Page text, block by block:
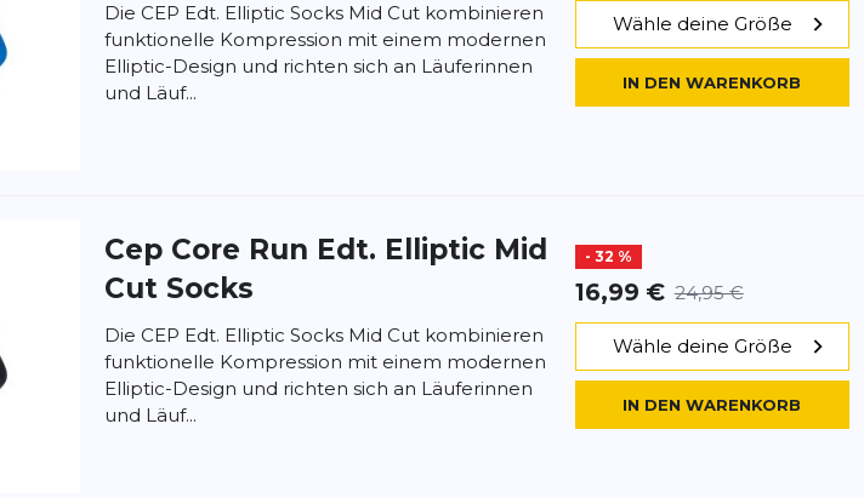
Die CEP Edt. Elliptic Socks Mid Cut kombinieren
funktionelle Kompression mit einem modernen
Elliptic-Design und richten sich an Läuferinnen
und Läuf...
Wähle deine Größe
IN DEN WARENKORB
Cep Core Run Edt. Elliptic Mid
Cut Socks
- 32 %
16,99 € 24,95 €
Die CEP Edt. Elliptic Socks Mid Cut kombinieren
funktionelle Kompression mit einem modernen
Elliptic-Design und richten sich an Läuferinnen
und Läuf...
Wähle deine Größe
IN DEN WARENKORB